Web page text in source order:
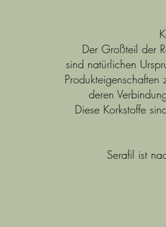
Der Großteil der
sind natürlichen
deren
Diese Korkstoffe
Serafil ist